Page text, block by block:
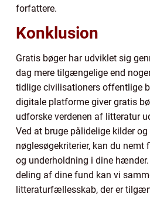
forfattere.
Konklusion
Gratis bøger har udviklet sig
dag mere tilgængelige end
tidlige civilisationers offentlige
digitale platforme giver gratis
udforske verdenen af litteratur
Ved at bruge pålidelige kilder
nøglesøgekriterier, kan du nemt
og underholdning i dine
deling af dine fund kan vi
litteraturfællesskab, der er